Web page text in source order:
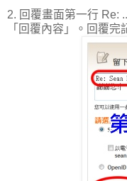
2. 回覆畫面第一行 Re:
「回覆內容」。回覆完